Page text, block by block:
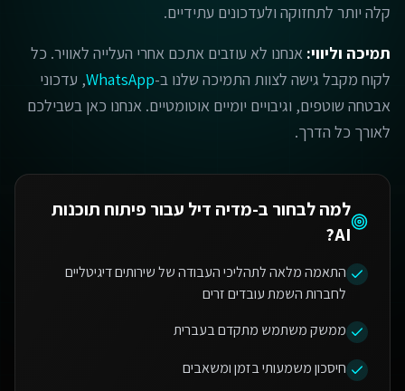
קלה יותר לתחזוקה ולעדכונים עתידיים.
תמיכה וליווי: אנחנו לא עוזבים אתכם אחרי העלייה לאוויר. כל
לקוח מקבל גישה לצוות התמיכה שלנו ב-WhatsApp, עדכוני
אבטחה שוטפים, וגיבויים יומיים אוטומטיים. אנחנו כאן בשבילכם
לאורך כל הדרך.
למה לבחור ב-מדיה דיל עבור פיתוח תוכנות
AI
?
התאמה מלאה לתהליכי העבודה של שירותים דיגיטליים
לחברות השמת עובדים זרים
ממשק משתמש מתקדם בעברית
חיסכון משמעותי בזמן ומשאבים